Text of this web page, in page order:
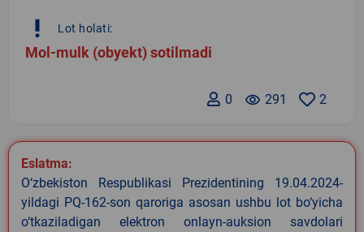
priority_high Lot holati:
Mol-mulk (obyekt) sotilmadi
2
remove_red_eye 291
0
Eslatma:
O‘zbekiston Respublikasi Prezidentining 19.04.2024-
yildagi PQ-162-son qaroriga asosan ushbu lot bo‘yicha
o‘tkaziladigan elektron onlayn-auksion savdolari